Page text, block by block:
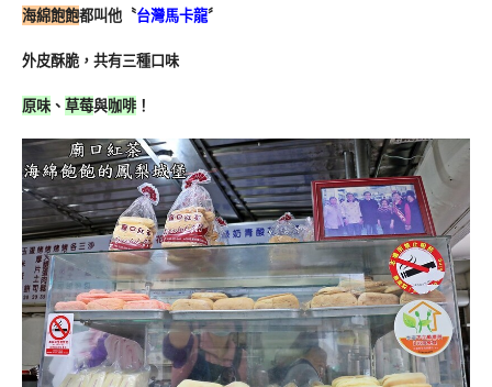
海綿飽飽都叫他〝台灣馬卡龍〞
外皮酥脆，共有三種口味
原味 、 草莓與咖啡！